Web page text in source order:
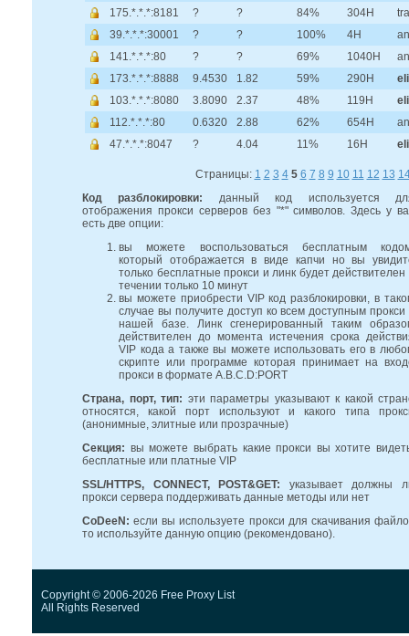
175.*.*.*:8181
? ? 84% 304H
39.*.*.*:30001
? ? 100% 4H
141.*.*.*:80
? ? 69% 1040H
173.*.*.*:8888
9.4530 1.82 59% 290H
103.*.*.*:8080
3.8090 2.37 48% 119H
112.*.*.*:80
0.6320 2.88 62% 654H
47.*.*.*:8047
? 4.04 11% 16H
Страницы: 1 2 3 4 5 6 7 8 9 10 11 12 13
Код разблокировки:
данный код используется
отображения прокси серверов без "*" символов. Здесь у
есть две опции:
вы можете воспользоваться бесплатным
который отображается в виде капчи но вы
только бесплатные прокси и линк будет действителен
течении только 10 минут
вы можете приобрести VIP код разблокировки, в
случае вы получите доступ ко всем доступным прокси
нашей базе. Линк сгенерированный таким
действителен до момента истечения срока
VIP кода а также вы можете использовать его в
скрипте или программе которая принимает на
прокси в формате A.B.C.D:PORT
Страна, порт, тип: эти параметры указывают к какой
относятся, какой порт используют и какого типа
(анонимные, элитные или прозрачные)
Секция: вы можете выбрать какие прокси вы хотите
бесплатные или платные VIP
SSL/HTTPS, CONNECT, POST&GET: указывает должны
прокси сервера поддерживать данные методы или нет
CoDeeN: если вы используете прокси для скачивания
то используйте данную опцию (рекомендовано).
Copyright © 2006-2026 Free Proxy List
All Rights Reserved